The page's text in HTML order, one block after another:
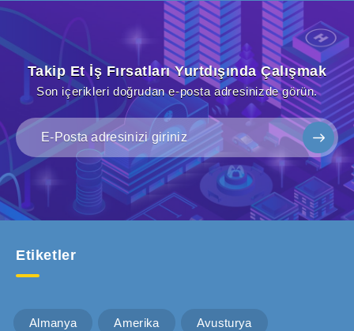
Takip Et İş Fırsatları Yurtdışında Çalışmak
Son içerikleri doğrudan e-posta adresinizde görün.
Etiketler
Almanya Amerika Avusturya